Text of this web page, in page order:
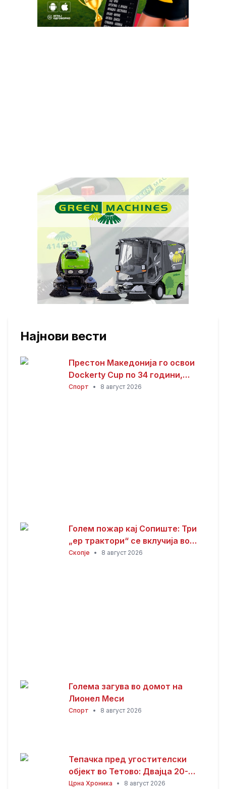
Најнови вести
Престон Македонија го освои
Dockerty Cup по 34 години,
Тевере прогласен за најдобар
Спорт • 8 август 2026
Голем пожар кај Сопиште: Три
„ер трактори“ се вклучија во
гаснењето, гори
Скопје • 8 август 2026
Голема загува во домот на
Лионел Меси
Спорт • 8 август 2026
Тепачка пред угостителски
објект во Тетово: Двајца 20-
годишници избодени со нож,
Црна Хроника • 8 август 2026